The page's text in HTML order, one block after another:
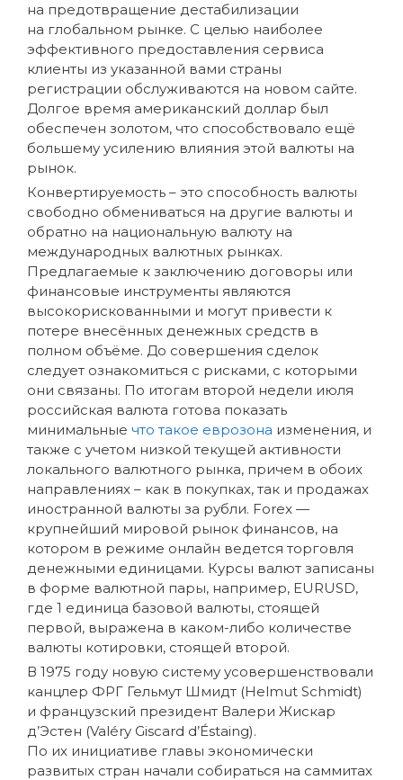
на предотвращение дестабилизации
на глобальном рынке. С целью наиболее
эффективного предоставления сервиса
клиенты из указанной вами страны
регистрации обслуживаются на новом сайте.
Долгое время американский доллар был
обеспечен золотом, что способствовало ещё
большему усилению влияния этой валюты на
рынок.
Конвертируемость – это способность валюты
свободно обмениваться на другие валюты и
обратно на национальную валюту на
международных валютных рынках.
Предлагаемые к заключению договоры или
финансовые инструменты являются
высокорискованными и могут привести к
потере внесённых денежных средств в
полном объёме. До совершения сделок
следует ознакомиться с рисками, с которыми
они связаны. По итогам второй недели июля
российская валюта готова показать
минимальные что такое еврозона изменения, и
также с учетом низкой текущей активности
локального валютного рынка, причем в обоих
направлениях – как в покупках, так и продажах
иностранной валюты за рубли. Forex —
крупнейший мировой рынок финансов, на
котором в режиме онлайн ведется торговля
денежными единицами. Курсы валют записаны
в форме валютной пары, например, EURUSD,
где 1 единица базовой валюты, стоящей
первой, выражена в каком-либо количестве
валюты котировки, стоящей второй.
В 1975 году новую систему усовершенствовали
канцлер ФРГ Гельмут Шмидт (Helmut Schmidt)
и французский президент Валери Жискар
д’Эстен (Valéry Giscard d’Éstaing).
По их инициативе главы экономически
развитых стран начали собираться на саммитах